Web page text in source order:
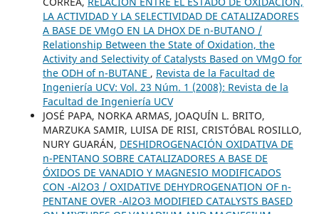
LA ACTIVIDAD Y LA SELECTIVIDAD DE CATALIZADORES
A BASE DE VMgO EN LA DHOX DE n-BUTANO /
Relationship Between the State of Oxidation, the
Activity and Selectivity of Catalysts Based on VMgO for
the ODH of n-BUTANE , Revista de la Facultad de
Ingeniería UCV: Vol. 23 Núm. 1 (2008): Revista de la
Facultad de Ingeniería UCV
JOSÉ PAPA, NORKA ARMAS, JOAQUÍN L. BRITO,
MARZUKA SAMIR, LUISA DE RISI, CRISTÓBAL ROSILLO,
NURY GUARÁN, DESHIDROGENACIÓN OXIDATIVA DE
n-PENTANO SOBRE CATALIZADORES A BASE DE
ÓXIDOS DE VANADIO Y MAGNESIO MODIFICADOS
CON -Al2O3 / OXIDATIVE DEHYDROGENATION OF n-
PENTANE OVER -Al2O3 MODIFIED CATALYSTS BASED